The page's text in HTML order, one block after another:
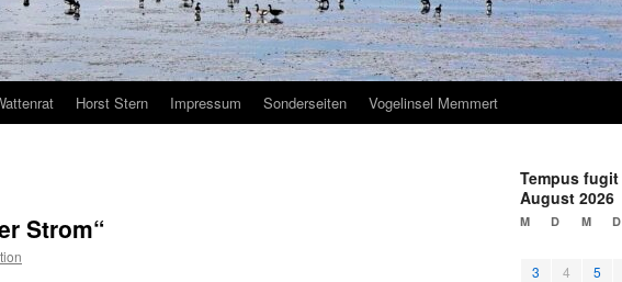
Horst Stern Impressum Sonderseiten Vogelinsel Memmert
Strom“
Tempus fugit
August 2026
M D M D
3
4 5